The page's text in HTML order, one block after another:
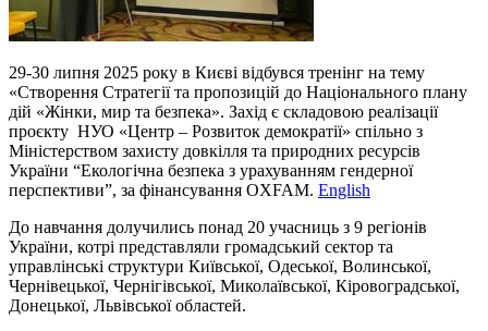
29-30 липня 2025 року в Києві відбувся тренінг на тему
«Створення Стратегії та пропозицій до Національного плану
дій «Жінки, мир та безпека». Захід є складовою реалізації
проєкту НУО «Центр – Розвиток демократії» спільно з
Міністерством захисту довкілля та природних ресурсів
України “Екологічна безпека з урахуванням гендерної
перспективи”, за фінансування OXFAM. English
До навчання долучились понад 20 учасниць з 9 регіонів
України, котрі представляли громадський сектор та
управлінські структури Київської, Одеської, Волинської,
Чернівецької, Чернігівської, Миколаївської, Кіровоградської,
Донецької, Львівської областей.